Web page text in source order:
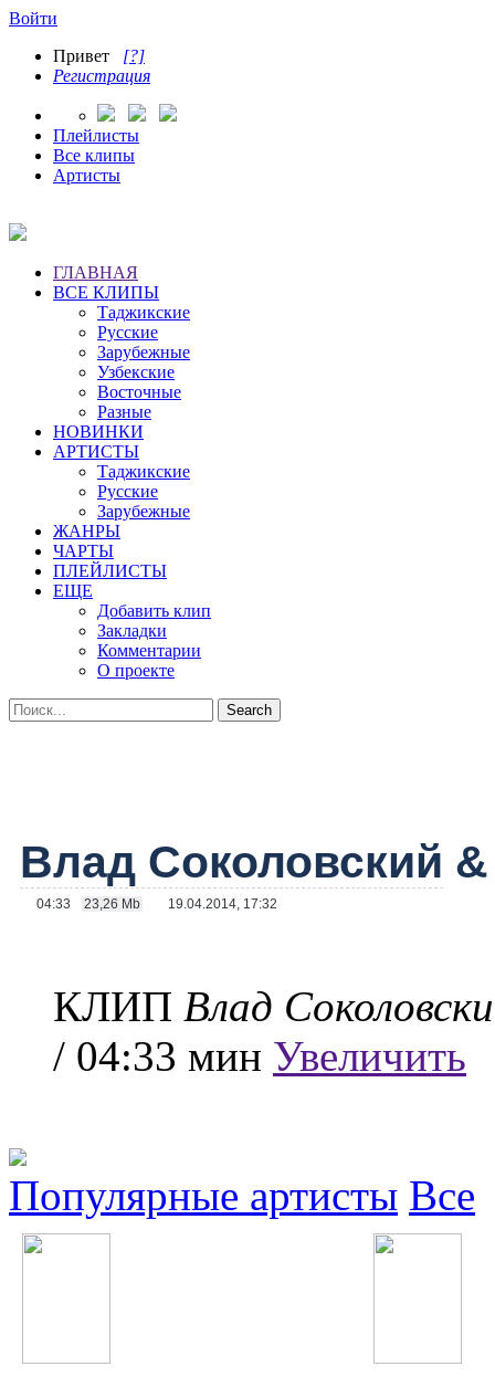
Войти
Привет [?]
Регистрация
Плейлисты
Все клипы
Артисты
ГЛАВНАЯ
ВСЕ КЛИПЫ
Таджикские
Русские
Зарубежные
Узбекские
Восточные
Разные
НОВИНКИ
АРТИСТЫ
Таджикские
Русские
Зарубежные
ЖАНРЫ
ЧАРТЫ
ПЛЕЙЛИСТЫ
ЕЩЕ
Добавить клип
Закладки
Комментарии
О проекте
Влад Соколовский
04:33 23,26 Mb 19.04.2014, 17:32
КЛИП Влад
/ 04:33 мин Увеличить
Популярные артисты Все